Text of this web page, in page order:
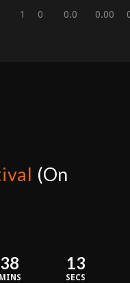
1 0 0.0 0.00
(On
38
MINS
13
SECS